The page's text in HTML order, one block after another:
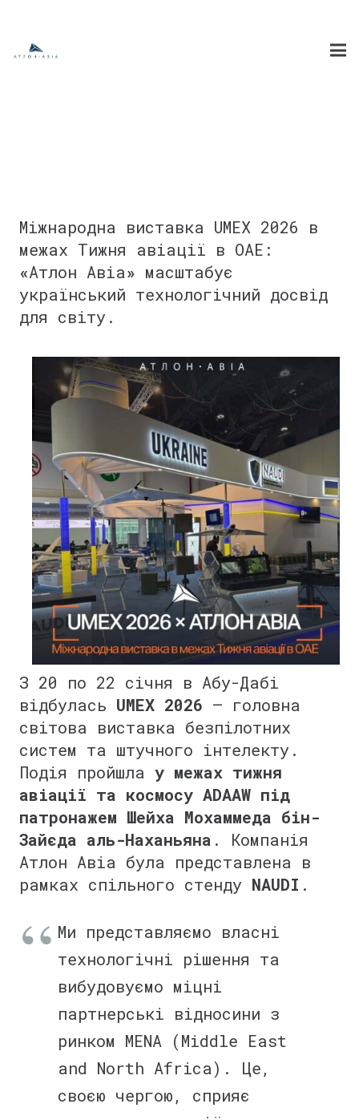
Міжнародна виставка UMEX 2026 в
межах Тижня авіації в ОАЕ:
«Атлон Авіа» масштабує
український технологічний досвід
для світу.
З 20 по 22 січня в Абу-Дабі
відбулась UMEX 2026 – головна
світова виставка безпілотних
систем та штучного інтелекту.
Подія пройшла у межах тижня
авіації та космосу ADAAW під
патронажем Шейха Мохаммеда бін-
Зайєда аль-Наханьяна . Компанія
Атлон Авіа була представлена в
рамках спільного стенду NAUDI .
Ми представляємо власні
технологічні рішення та
вибудовуємо міцні
партнерські відносини з
ринком MENA (Middle East
and North Africa). Це,
своєю чергою, сприяє